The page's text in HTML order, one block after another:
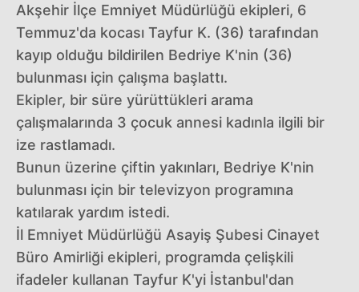
Akşehir İlçe Emniyet Müdürlüğü ekipleri, 6
Temmuz'da kocası Tayfur K. (36) tarafından
kayıp olduğu bildirilen Bedriye K'nin (36)
bulunması için çalışma başlattı.
Ekipler, bir süre yürüttükleri arama
çalışmalarında 3 çocuk annesi kadınla ilgili bir
ize rastlamadı.
Bunun üzerine çiftin yakınları, Bedriye K'nin
bulunması için bir televizyon programına
katılarak yardım istedi.
İl Emniyet Müdürlüğü Asayiş Şubesi Cinayet
Büro Amirliği ekipleri, programda çelişkili
ifadeler kullanan Tayfur K'yi İstanbul'dan